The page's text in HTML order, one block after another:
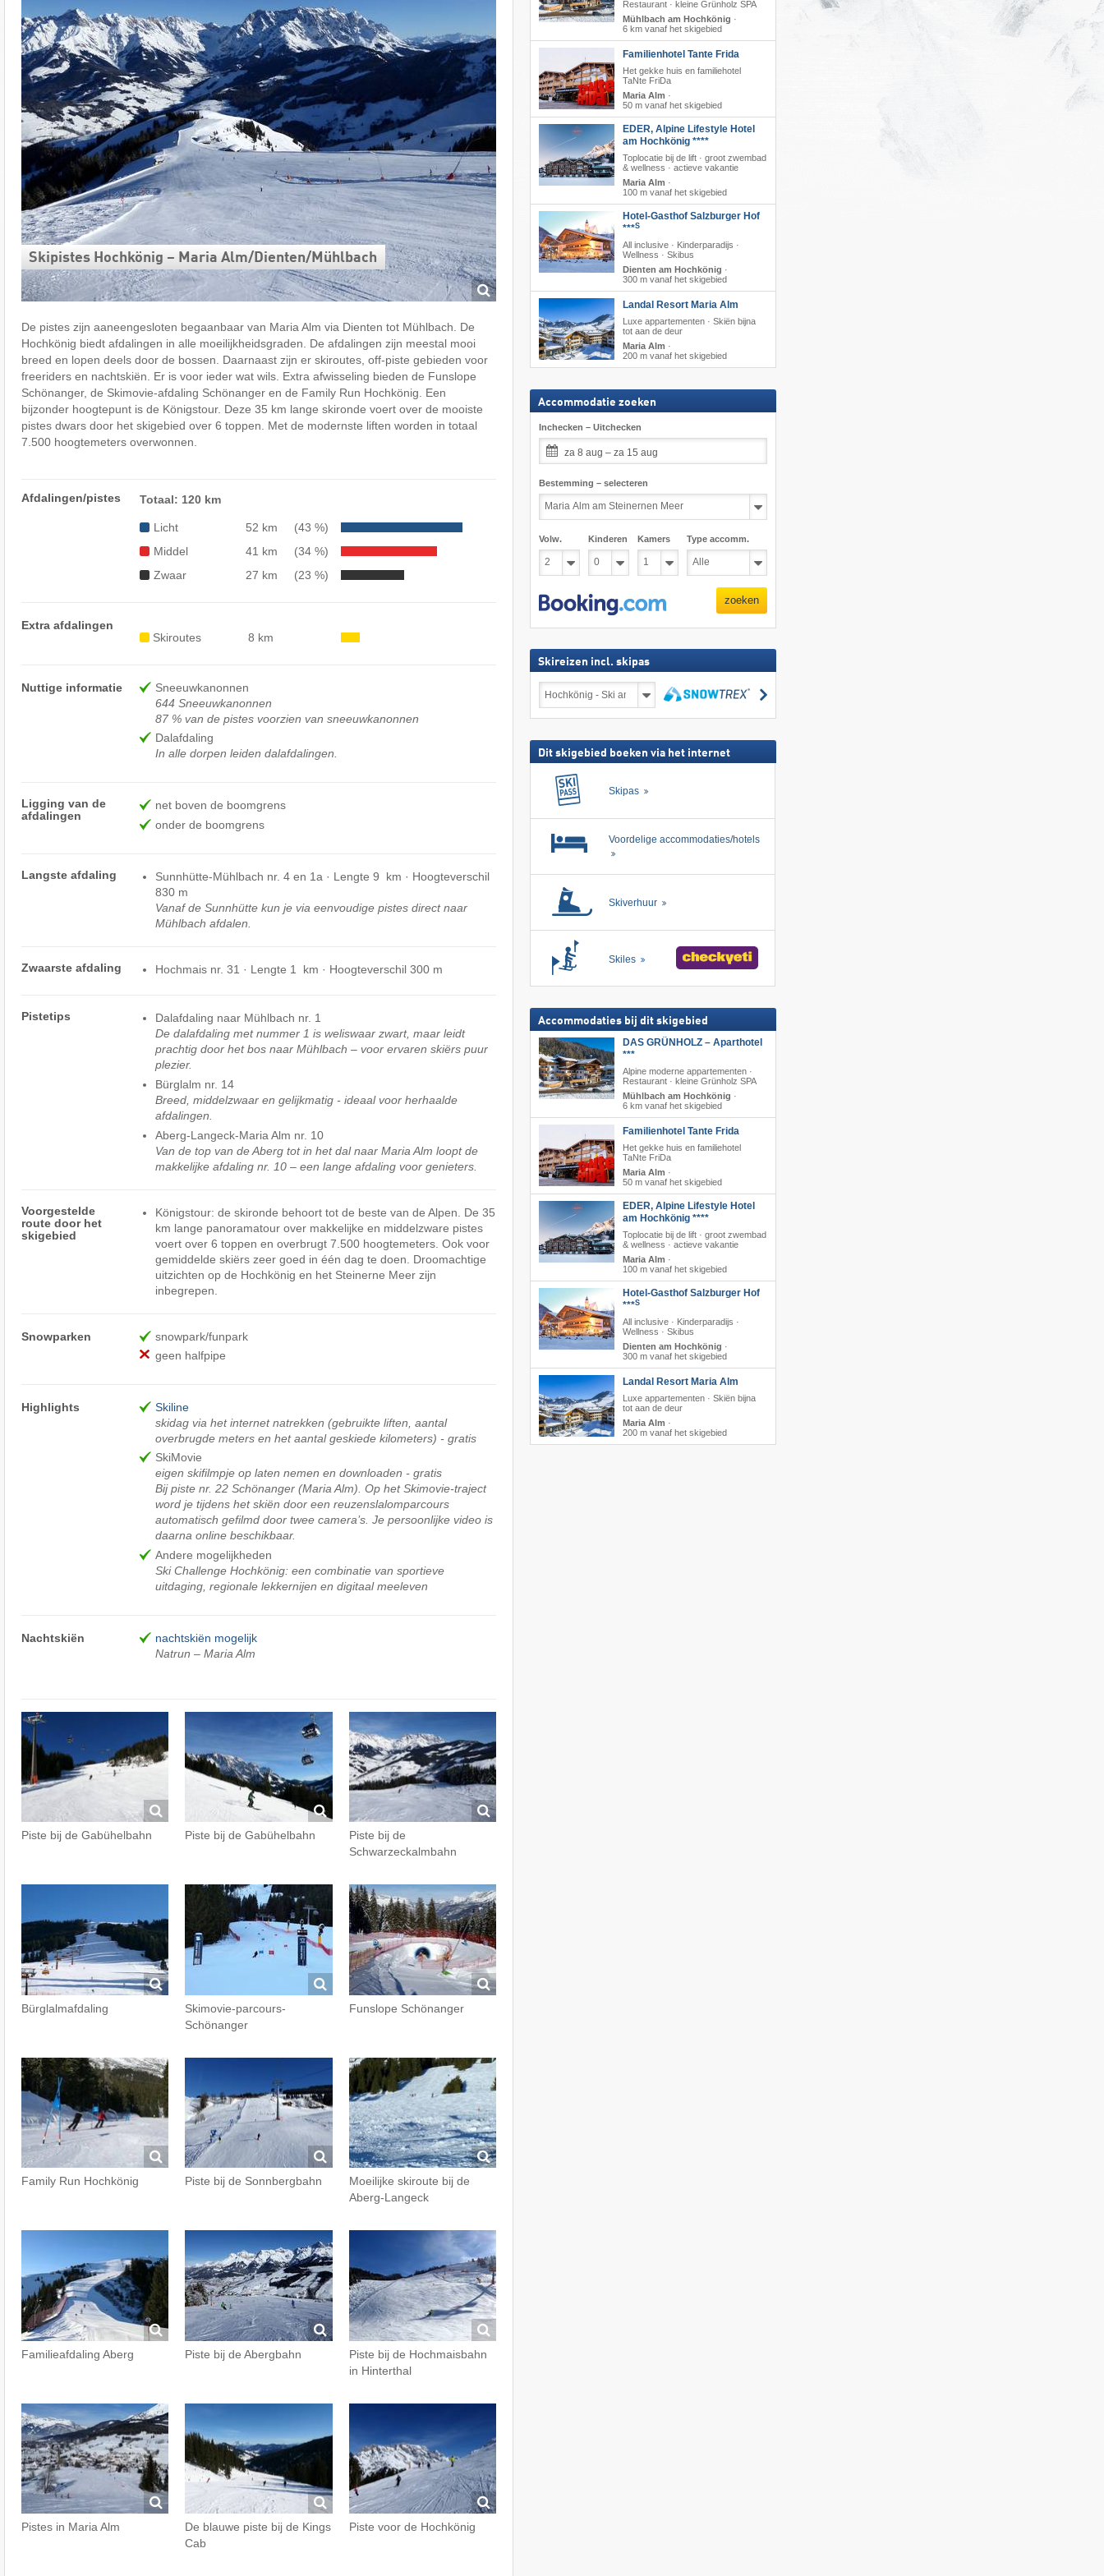
Skipistes Hochkönig – Maria Alm/​Dienten/​Mühlbach
De pistes zijn aaneengesloten begaanbaar van Maria Alm via Dienten tot Mühlbach. De
Hochkönig biedt afdalingen in alle moeilijkheidsgraden. De afdalingen zijn meestal mooi
breed en lopen deels door de bossen. Daarnaast zijn er skiroutes, off-piste gebieden voor
freeriders en nachtskiën. Er is voor ieder wat wils. Extra afwisseling bieden de Funslope
Schönanger, de Skimovie-afdaling Schönanger en de Family Run Hochkönig. Een
bijzonder hoogtepunt is de Königstour. Deze 35 km lange skironde voert over de mooiste
pistes dwars door het skigebied over 6 toppen. Met de modernste liften worden in totaal
7.500 hoogtemeters overwonnen.
Afdalingen/pistes Totaal: 120 km
Licht 52 km
(43 %)
Middel
41 km
(34 %)
Zwaar
27 km (23 %)
Extra afdalingen
Skiroutes
8 km
Nuttige informatie
Sneeuwkanonnen
644 Sneeuwkanonnen
87 % van de pistes voorzien van sneeuwkanonnen
Dalafdaling
In alle dorpen leiden dalafdalingen.
Ligging van de
afdalingen
net boven de boomgrens
onder de boomgrens
Langste afdaling
Sunnhütte-Mühlbach nr. 4 en 1a · Lengte 9 km · Hoogteverschil
830 m
Vanaf de Sunnhütte kun je via eenvoudige pistes direct naar
Mühlbach afdalen.
Zwaarste afdaling Hochmais nr. 31 · Lengte 1 km · Hoogteverschil 300 m
Pistetips
Dalafdaling naar Mühlbach nr. 1
De dalafdaling met nummer 1 is weliswaar zwart, maar leidt
prachtig door het bos naar Mühlbach – voor ervaren skiërs puur
plezier.
Bürglalm nr. 14
Breed, middelzwaar en gelijkmatig - ideaal voor herhaalde
afdalingen.
Aberg-Langeck-Maria Alm nr. 10
Van de top van de Aberg tot in het dal naar Maria Alm loopt de
makkelijke afdaling nr. 10 – een lange afdaling voor genieters.
Voorgestelde
route door het
skigebied
Königstour: de skironde behoort tot de beste van de Alpen. De 35
km lange panoramatour over makkelijke en middelzware pistes
voert over 6 toppen en overbrugt 7.500 hoogtemeters. Ook voor
gemiddelde skiërs zeer goed in één dag te doen. Droomachtige
uitzichten op de Hochkönig en het Steinerne Meer zijn
inbegrepen.
Snowparken
snowpark/funpark
geen halfpipe
Highlights
Skiline
skidag via het internet natrekken (gebruikte liften, aantal
overbrugde meters en het aantal geskiede kilometers) - gratis
SkiMovie
eigen skifilmpje op laten nemen en downloaden - gratis
Bij piste nr. 22 Schönanger (Maria Alm). Op het Skimovie-traject
word je tijdens het skiën door een reuzenslalomparcours
automatisch gefilmd door twee camera’s. Je persoonlijke video is
daarna online beschikbaar.
Andere mogelijkheden
Ski Challenge Hochkönig: een combinatie van sportieve
uitdaging, regionale lekkernijen en digitaal meeleven
Nachtskiën
nachtskiën mogelijk
Natrun – Maria Alm
Piste bij de Gabühelbahn Piste bij de Gabühelbahn
Piste bij de
Schwarzeckalmbahn
Bürglalmafdaling
Skimovie-parcours-
Schönanger
Funslope Schönanger
Family Run Hochkönig Piste bij de Sonnbergbahn
Moeilijke skiroute bij de
Aberg-Langeck
Familieafdaling Aberg Piste bij de Abergbahn
Piste bij de Hochmaisbahn
in Hinterthal
Pistes in Maria Alm
De blauwe piste bij de Kings
Cab
Piste voor de Hochkönig
Restaurant · kleine Grünholz SPA
Mühlbach am Hochkönig ·
6 km vanaf het skigebied
Familienhotel Tante Frida
Het gekke huis en familiehotel
TaNte FriDa
Maria Alm ·
50 m vanaf het skigebied
EDER, Alpine Lifestyle Hotel
am Hochkönig ****
Toplocatie bij de lift · groot zwembad
& wellness · actieve vakantie
Maria Alm ·
100 m vanaf het skigebied
Hotel-Gasthof Salzburger Hof
***S
All inclusive · Kinderparadijs ·
Wellness · Skibus
Dienten am Hochkönig ·
300 m vanaf het skigebied
Landal Resort Maria Alm
Luxe appartementen · Skiën bijna
tot aan de deur
Maria Alm ·
200 m vanaf het skigebied
Accommodatie zoeken
Inchecken – Uitchecken
za 8 aug – za 15 aug
Bestemming – selecteren
Volw. Kinderen Kamers Type accomm.
zoeken
Skireizen incl. skipas
incl.
zoeken
Dit skigebied boeken via het internet
Skipas
Voordelige accommodaties/hotels
Skiverhuur
Skiles
Accommodaties bij dit skigebied
DAS GRÜNHOLZ – Aparthotel
***
Alpine moderne appartementen ·
Restaurant · kleine Grünholz SPA
Mühlbach am Hochkönig ·
6 km vanaf het skigebied
Familienhotel Tante Frida
Het gekke huis en familiehotel
TaNte FriDa
Maria Alm ·
50 m vanaf het skigebied
EDER, Alpine Lifestyle Hotel
am Hochkönig ****
Toplocatie bij de lift · groot zwembad
& wellness · actieve vakantie
Maria Alm ·
100 m vanaf het skigebied
Hotel-Gasthof Salzburger Hof
***S
All inclusive · Kinderparadijs ·
Wellness · Skibus
Dienten am Hochkönig ·
300 m vanaf het skigebied
Landal Resort Maria Alm
Luxe appartementen · Skiën bijna
tot aan de deur
Maria Alm ·
200 m vanaf het skigebied